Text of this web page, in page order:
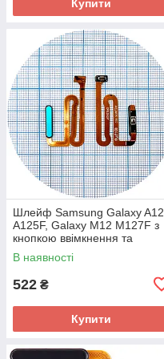
Купити
Шлейф Samsung Galaxy A12
A125F, Galaxy M12 M127F з
кнопкою ввімкнення та
сканером відбитка пальця
(зелений оригінал Китай)
В наявності
522 ₴
Купити